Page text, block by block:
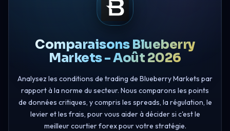
Comparaisons Blueberry
Markets - Août 2026
Analysez les conditions de trading de Blueberry Markets par
rapport à la norme du secteur. Nous comparons les points
de données critiques, y compris les spreads, la régulation, le
levier et les frais, pour vous aider à décider si c'est le
meilleur courtier forex pour votre stratégie.